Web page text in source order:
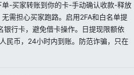
单-买家转账到你的卡-手动确认收款-释放
需担心买家跑路。启用2FA和白名单提
银行卡，避免借卡操作。日提现限额依
民币，24小时内到账。防范诈骗，只在